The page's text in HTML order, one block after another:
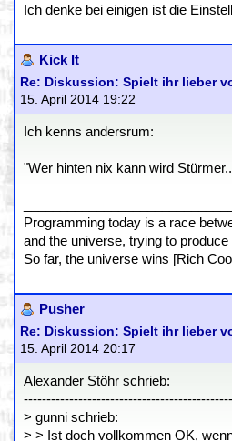
Ich denke bei einigen ist die
Kick It
Re: Diskussion: Spielt ihr lieber
15. April 2014 19:22
Ich kenns andersrum:
"Wer hinten nix kann wird
Programming today is a race
and the universe, trying to
So far, the universe wins [Rich
Pusher
Re: Diskussion: Spielt ihr lieber
15. April 2014 20:17
Alexander Stöhr schrieb:
> gunni schrieb:
> > Ist doch vollkommen OK,